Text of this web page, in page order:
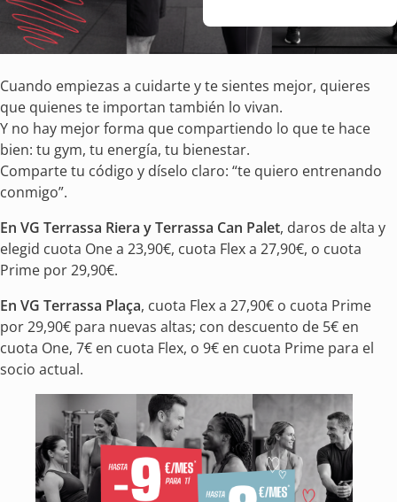
Cuando empiezas a cuidarte y te sientes mejor, quieres
que quienes te importan también lo vivan.
Y no hay mejor forma que compartiendo lo que te hace
bien: tu gym, tu energía, tu bienestar.
Comparte tu código y díselo claro: “te quiero entrenando
conmigo”.
En VG Terrassa Riera y Terrassa Can Palet, daros de alta y
elegid cuota One a 23,90€, cuota Flex a 27,90€, o cuota
Prime por 29,90€.
En VG Terrassa Plaça, cuota Flex a 27,90€ o cuota Prime
por 29,90€ para nuevas altas; con descuento de 5€ en
cuota One, 7€ en cuota Flex, o 9€ en cuota Prime para el
socio actual.